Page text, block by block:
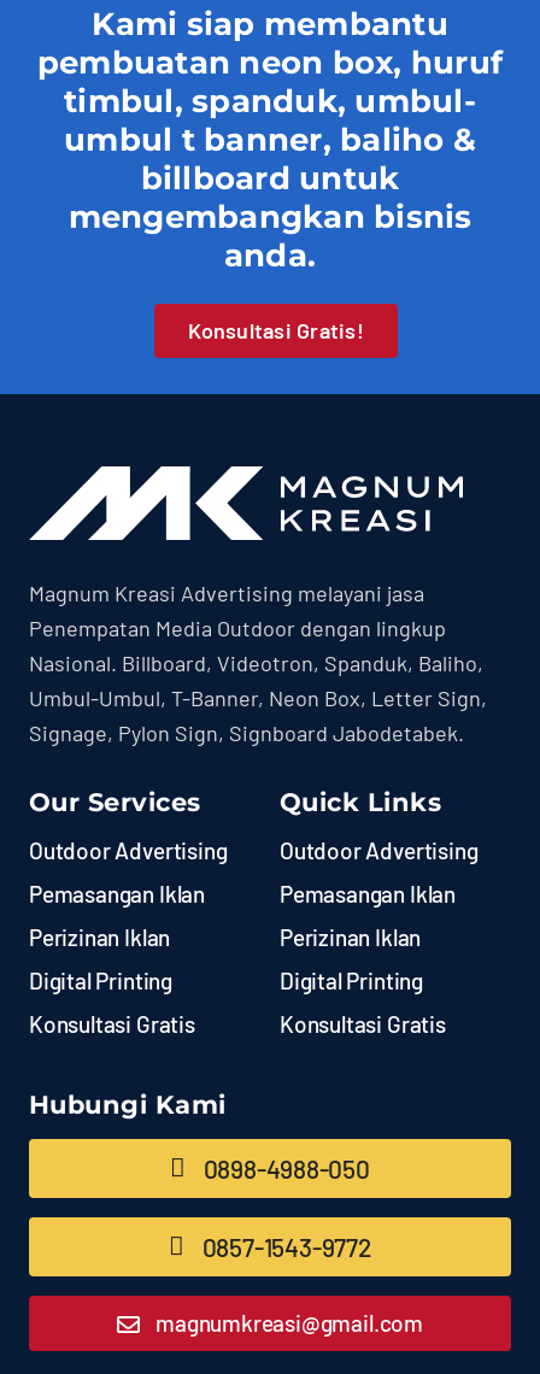
Kami siap membantu
pembuatan neon box, huruf
timbul, spanduk, umbul-
umbul t banner, baliho &
billboard untuk
mengembangkan bisnis
anda.
Konsultasi Gratis!
Magnum Kreasi Advertising melayani jasa
Penempatan Media Outdoor dengan lingkup
Nasional. Billboard, Videotron, Spanduk, Baliho,
Umbul-Umbul, T-Banner, Neon Box, Letter Sign,
Signage, Pylon Sign, Signboard Jabodetabek.
Our Services
Outdoor Advertising
Pemasangan Iklan
Perizinan Iklan
Digital Printing
Konsultasi Gratis
Quick Links
Outdoor Advertising
Pemasangan Iklan
Perizinan Iklan
Digital Printing
Konsultasi Gratis
Hubungi Kami
0898-4988-050
0857-1543-9772
magnumkreasi@gmail.com